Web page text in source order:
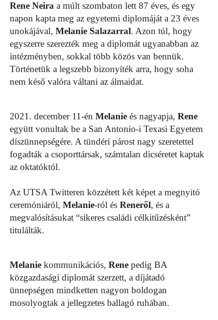
Rene Neira a múlt szombaton lett 87 éves, és egy
napon kapta meg az egyetemi diplomáját a 23 éves
unokájával, Melanie Salazarral. Azon túl, hogy
egyszerre szerezték meg a diplomát ugyanabban az
intézményben, sokkal több közös van bennük.
Történetük a legszebb bizonyíték arra, hogy soha
nem késő valóra váltani az álmaidat.
2021. december 11-én Melanie és nagyapja, Rene
együtt vonultak be a San Antonio-i Texasi Egyetem
díszünnepségére. A tündéri párost nagy szeretettel
fogadták a csoporttársak, számtalan dicséretet kaptak
az oktatóktól.
Az UTSA Twitteren közzétett két képet a megnyitó
ceremóniáról, Melanie-ról és Reneről, és a
megvalósításukat “sikeres családi célkitűzésként”
titulálták.
Melanie kommunikációs, Rene pedig BA
közgazdasági diplomát szerzett, a díjátadó
ünnepségen mindketten nagyon boldogan
mosolyogtak a jellegzetes ballagó ruhában.